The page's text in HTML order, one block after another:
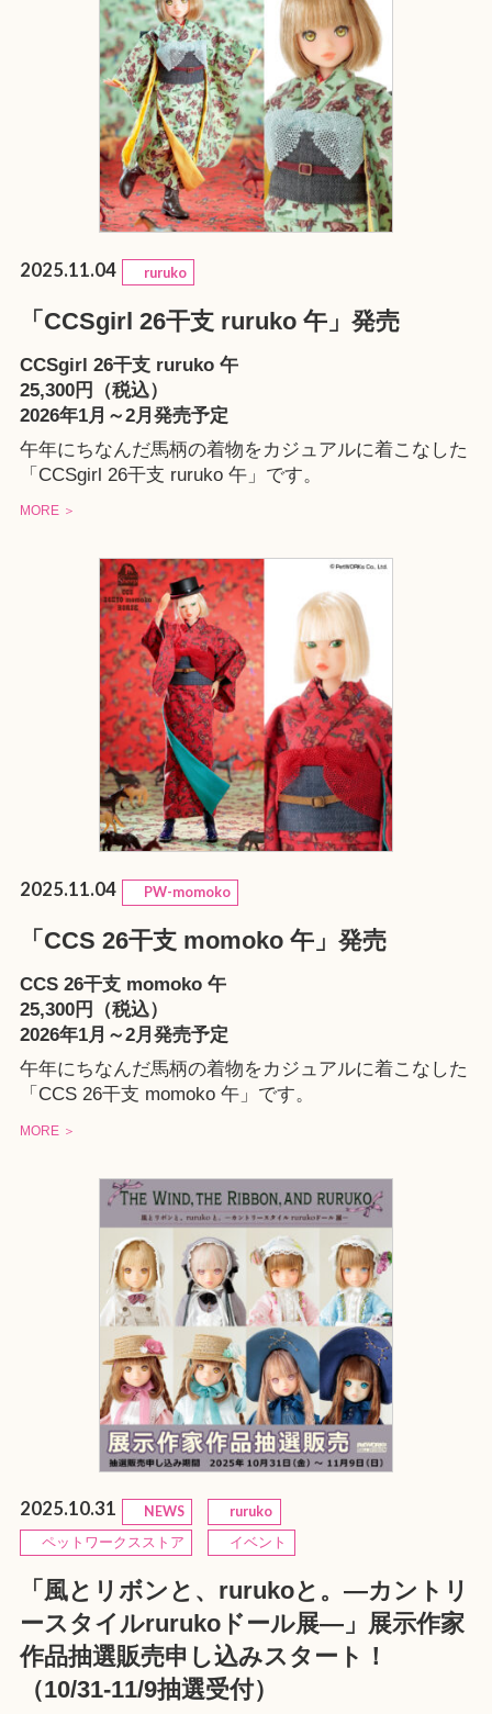
2025.11.04 ruruko
「CCSgirl 26干支 ruruko 午」発売
CCSgirl 26干支 ruruko 午
25,300円（税込）
2026年1月～2月発売予定
午年にちなんだ馬柄の着物をカジュアルに着こなした
「CCSgirl 26干支 ruruko 午」です。
MORE ＞
2025.11.04 PW-momoko
「CCS 26干支 momoko 午」発売
CCS 26干支 momoko 午
25,300円（税込）
2026年1月～2月発売予定
午年にちなんだ馬柄の着物をカジュアルに着こなした
「CCS 26干支 momoko 午」です。
MORE ＞
2025.10.31 NEWS
ruruko
ペットワークスストア
イベント
「風とリボンと、rurukoと。—カントリ
ースタイルrurukoドール展—」展示作家
作品抽選販売申し込みスタート！
（10/31-11/9抽選受付）